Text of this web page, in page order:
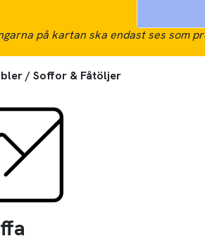
på kartan ska endast ses som
/ Soffor & Fåtöljer